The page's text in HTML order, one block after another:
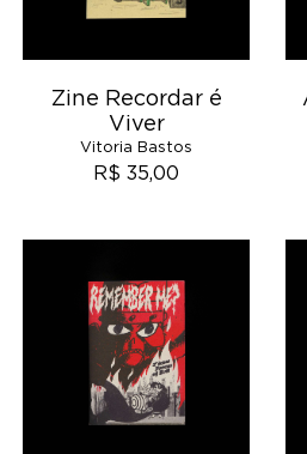
Zine Recordar é
Viver
Vitoria Bastos
R$ 35,00